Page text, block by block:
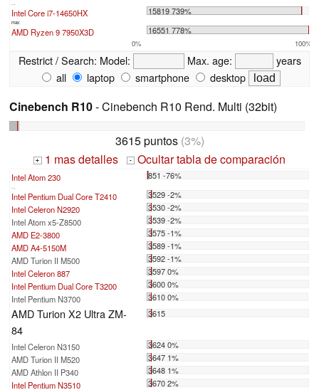
Intel Core i7-14650HX 15819 739%
max:
AMD Ryzen 9 7950X3D 16551 778%
0% 100%
Restrict / Search: Model: Max. age:
years
all
laptop smartphone desktop
Cinebench R10- Cinebench R10 Rend. Multi (32bit)
3615 puntos(3%)
+ 1 mas detalles - Ocultar tabla de comparación
Intel Atom 230 851 -76%
...
Intel Pentium Dual Core T2410
3529 -2%
Intel Celeron N2920
3530 -2%
Intel Atom x5-Z8500
3539 -2%
AMD E2-3800
3575 -1%
AMD A4-5150M
3589 -1%
AMD Turion II M500
3592 -1%
Intel Celeron 887
3597 0%
Intel Pentium Dual Core T3200
3600 0%
Intel Pentium N3700
3610 0%
AMD Turion X2 Ultra ZM-
84
3615
Intel Celeron N3150
3624 0%
AMD Turion II M520
3647 1%
AMD Athlon II P340
3648 1%
Intel Pentium N3510
3670 2%